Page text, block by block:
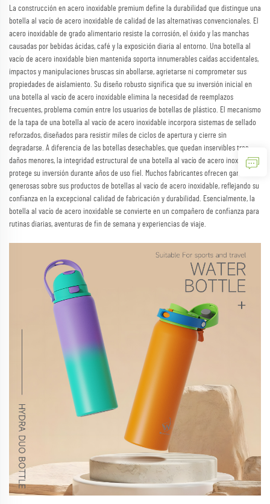
La construcción en acero inoxidable premium define la durabilidad que distingue una
botella al vacío de acero inoxidable de calidad de las alternativas convencionales. El
acero inoxidable de grado alimentario resiste la corrosión, el óxido y las manchas
causadas por bebidas ácidas, café y la exposición diaria al entorno. Una botella al
vacío de acero inoxidable bien mantenida soporta innumerables caídas accidentales,
impactos y manipulaciones bruscas sin abollarse, agrietarse ni comprometer sus
propiedades de aislamiento. Su diseño robusto significa que su inversión inicial en
una botella al vacío de acero inoxidable elimina la necesidad de reemplazos
frecuentes, problema común entre los usuarios de botellas de plástico. El mecanismo
de la tapa de una botella al vacío de acero inoxidable incorpora sistemas de sellado
reforzados, diseñados para resistir miles de ciclos de apertura y cierre sin
degradarse. A diferencia de las botellas desechables, que quedan inservibles tras
daños menores, la integridad estructural de una botella al vacío de acero inoxidable
protege su inversión durante años de uso fiel. Muchos fabricantes ofrecen garantías
generosas sobre sus productos de botellas al vacío de acero inoxidable, reflejando su
confianza en la excepcional calidad de fabricación y durabilidad. Esencialmente, la
botella al vacío de acero inoxidable se convierte en un compañero de confianza para
rutinas diarias, aventuras de fin de semana y experiencias de viaje.